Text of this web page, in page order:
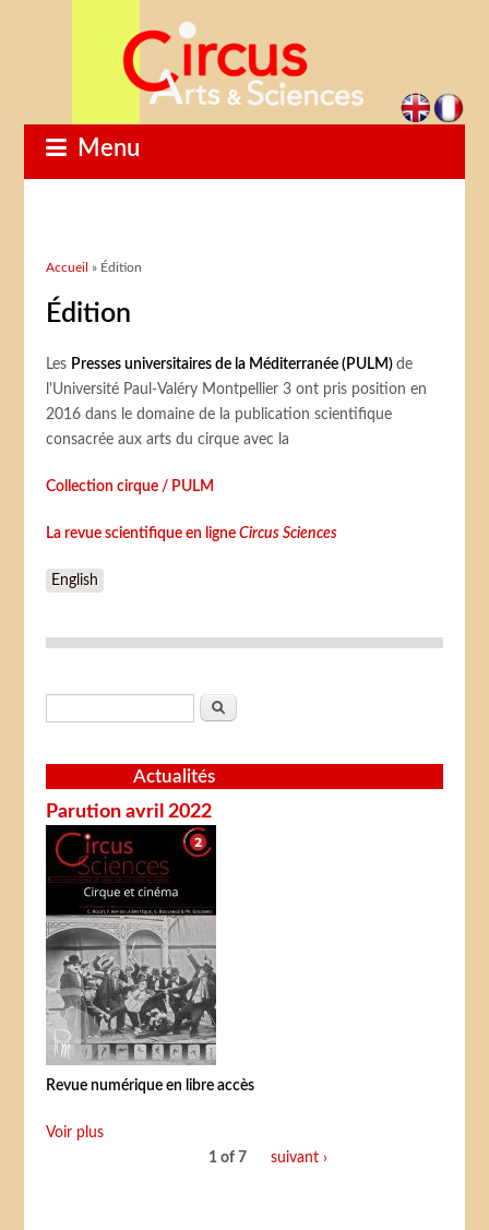
Menu
Vous êtes ici
Accueil » Édition
Édition
Les Presses universitaires de la Méditerranée (PULM)de
l'Université Paul-Valéry Montpellier 3 ont pris position en
2016 dans le domaine de la publication scientifique
consacrée aux arts du cirque avec la
Collection cirque / PULM
La revue scientifique en ligneCircus Sciences
English
Formulaire de recherche
Rechercher
Actualités
Parution avril 2022
Revue numérique en libre accès
Voir plus
1 of 7
suivant ›